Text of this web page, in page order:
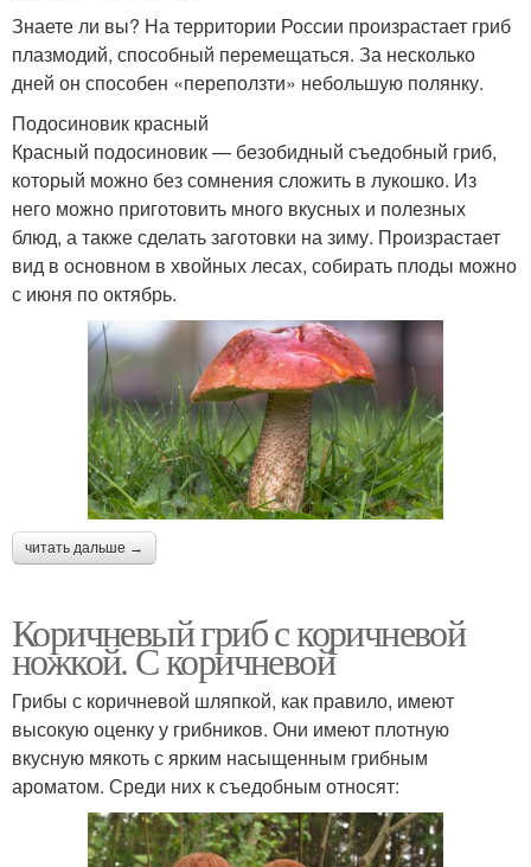
Знаете ли вы? На территории России произрастает гриб
плазмодий, способный перемещаться. За несколько
дней он способен «переползти» небольшую полянку.
Подосиновик красный
Красный подосиновик — безобидный съедобный гриб,
который можно без сомнения сложить в лукошко. Из
него можно приготовить много вкусных и полезных
блюд, а также сделать заготовки на зиму. Произрастает
вид в основном в хвойных лесах, собирать плоды можно
с июня по октябрь.
читать дальше →
Коричневый гриб с коричневой
ножкой. С коричневой
Грибы с коричневой шляпкой, как правило, имеют
высокую оценку у грибников. Они имеют плотную
вкусную мякоть с ярким насыщенным грибным
ароматом. Среди них к съедобным относят: